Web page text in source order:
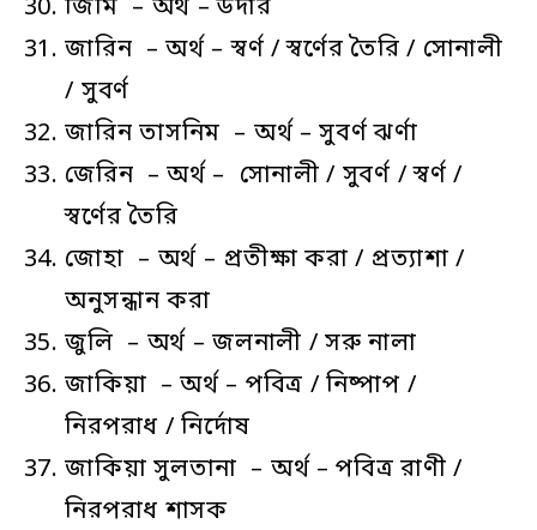
জিমি – অর্থ – উদার
জারিন – অর্থ – স্বর্ণ / স্বর্ণের তৈরি / সোনালী
/ সুবর্ণ
জারিন তাসনিম – অর্থ – সুবর্ণ ঝর্ণা
জেরিন – অর্থ – সোনালী / সুবর্ণ / স্বর্ণ /
স্বর্ণের তৈরি
জোহা – অর্থ – প্রতীক্ষা করা / প্রত্যাশা /
অনুসন্ধান করা
জুলি – অর্থ – জলনালী / সরু নালা
জাকিয়া – অর্থ – পবিত্র / নিষ্পাপ /
নিরপরাধ / নির্দোষ
জাকিয়া সুলতানা – অর্থ – পবিত্র রাণী /
নিরপরাধ শাসক